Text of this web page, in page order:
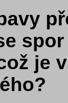
je